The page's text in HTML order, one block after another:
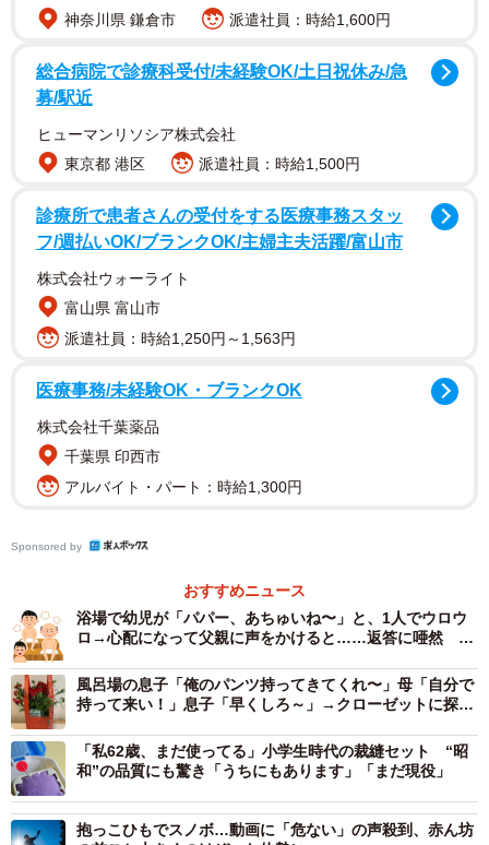
GWなどのお休みで、家族で公園や遊具があるスポットに出
たい理由について、「途中で足が側面や段差に引っかかる
と、大人の体重で足がねじれて骨折することがあります。
特に3歳未満では要注意です。一人で安全に滑れるまでは避
けましょう」 と説明されています。
っ…こわ…もうやりません」「滑り台を大人と滑る危険さ
は盲点でした…」「注意喚起ありがとうございます」「ち
ょうど、滑り台時期なので勉強になります。気をつけま
す」と、感謝する声が多く上がりました。
それとともに、「股の間に入れればOK」「大人の足の間に
っこされて安心」「え？子供の足を中に入れればいいだ
け」「巻き込んだら止まればいい」などといった、“気を付
けてすべれば大丈夫なのでは？”という意見も。
そこで、どういったことが起こりえるのか、対応策など
を、兵庫県立尼崎総合医療センター小児科・小児救命救急
センターの伊原崇晃先生にお聞きしました。
初めてのすべり台のときは、何を確認したら…？
神奈川県 鎌倉市
派遣社員：時給1,600円
総合病院で診療科受付/未経験OK/土日祝休み/急
募/駅近
ヒューマンリソシア株式会社
東京都 港区
派遣社員：時給1,500円
診療所で患者さんの受付をする医療事務スタッ
フ/週払いOK/ブランクOK/主婦主夫活躍/富山市
株式会社ウォーライト
富山県 富山市
派遣社員：時給1,250円～1,563円
医療事務/未経験OK・ブランクOK
株式会社千葉薬品
千葉県 印西市
アルバイト・パート：時給1,300円
Sponsored by
おすすめニュース
浴場で幼児が「パパー、あちゅいね〜」と、1人でウロウ
ロ→心配になって父親に声をかけると……返答に唖然
風呂場の息子「俺のパンツ持ってきてくれ〜」母「自分で
持って来い！」息子「早くしろ～」→クローゼットに探し
「私62歳、まだ使ってる」小学生時代の裁縫セット “昭
和”の品質にも驚き「うちにもあります」「まだ現役」
抱っこひもでスノボ…動画に「危ない」の声殺到、赤ん坊